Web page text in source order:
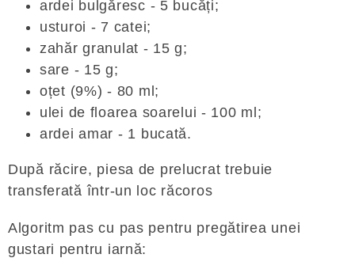
ardei bulgăresc - 5 bucăți;
usturoi - 7 catei;
zahăr granulat - 15 g;
sare - 15 g;
oțet (9%) - 80 ml;
ulei de floarea soarelui - 100 ml;
ardei amar - 1 bucată.
După răcire, piesa de prelucrat trebuie
transferată într-un loc răcoros
Algoritm pas cu pas pentru pregătirea unei
gustari pentru iarnă: